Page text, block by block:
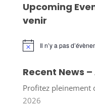
Upcoming
venir
Notice Il n’y a pas
Recent News
Profitez pleinement
2026